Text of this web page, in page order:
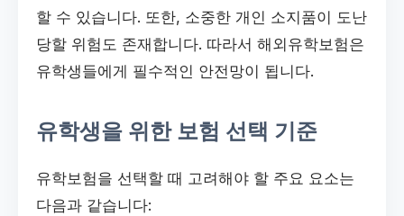
할 수 있습니다. 또한, 소중한 개인 소지품이 도난
당할 위험도 존재합니다. 따라서 해외유학보험은
유학생들에게 필수적인 안전망이 됩니다.
유학생을 위한 보험 선택 기준
유학보험을 선택할 때 고려해야 할 주요 요소는
다음과 같습니다: